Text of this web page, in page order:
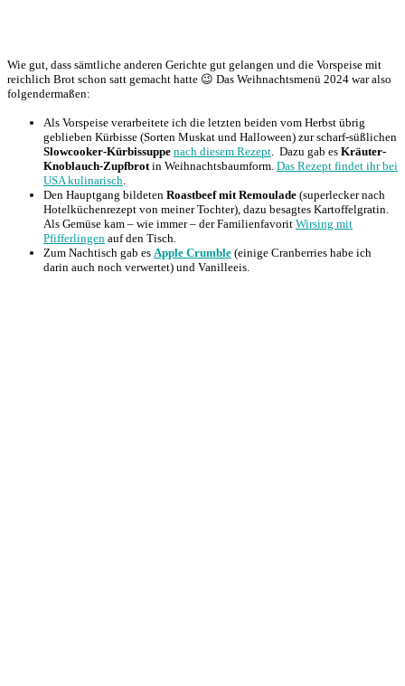
Wie gut, dass sämtliche anderen Gerichte gut gelangen und die Vorspeise mit
reichlich Brot schon satt gemacht hatte 😉 Das Weihnachtsmenü 2024 war also
folgendermaßen:
Als Vorspeise verarbeitete ich die letzten beiden vom Herbst übrig
geblieben Kürbisse (Sorten Muskat und Halloween) zur scharf-süßlichen
Slowcooker-Kürbissuppe nach diesem Rezept. Dazu gab es Kräuter-
Knoblauch-Zupfbrotin Weihnachtsbaumform. Das Rezept findet ihr bei
USA kulinarisch.
Den Hauptgang bildeten Roastbeef mit Remoulade (superlecker nach
Hotelküchenrezept von meiner Tochter), dazu besagtes Kartoffelgratin.
Als Gemüse kam – wie immer – der Familienfavorit Wirsing mit
Pfifferlingen auf den Tisch.
Zum Nachtisch gab es Apple Crumble (einige Cranberries habe ich
darin auch noch verwertet) und Vanilleeis.